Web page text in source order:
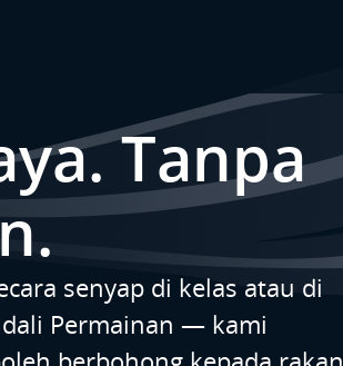
Tanpa
senyap di kelas atau di
Permainan — kami